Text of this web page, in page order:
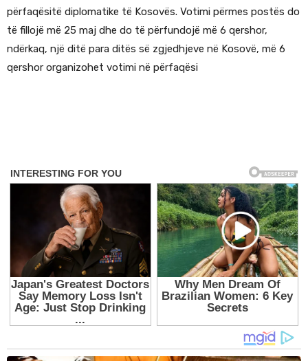
përfaqësitë diplomatike të Kosovës. Votimi përmes postës do
të fillojë më 25 maj dhe do të përfundojë më 6 qershor,
ndërkaq, një ditë para ditës së zgjedhjeve në Kosovë, më 6
qershor organizohet votimi në përfaqësi